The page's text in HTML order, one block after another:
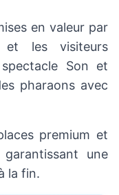
en valeur par
et les visiteurs
Son et
pharaons avec
premium et
une
la fin.